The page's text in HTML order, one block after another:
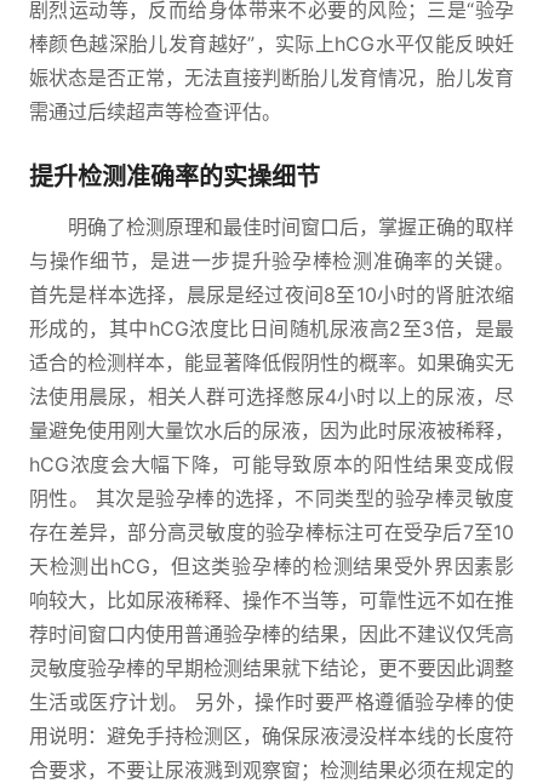
剧烈运动等，反而给身体带来不必要的风险；三是“验孕
棒颜色越深胎儿发育越好”，实际上hCG水平仅能反映妊
娠状态是否正常，无法直接判断胎儿发育情况，胎儿发育
需通过后续超声等检查评估。
提升检测准确率的实操细节
明确了检测原理和最佳时间窗口后，掌握正确的取样
与操作细节，是进一步提升验孕棒检测准确率的关键。
首先是样本选择，晨尿是经过夜间8至10小时的肾脏浓缩
形成的，其中hCG浓度比日间随机尿液高2至3倍，是最
适合的检测样本，能显著降低假阴性的概率。如果确实无
法使用晨尿，相关人群可选择憋尿4小时以上的尿液，尽
量避免使用刚大量饮水后的尿液，因为此时尿液被稀释，
hCG浓度会大幅下降，可能导致原本的阳性结果变成假
阴性。 其次是验孕棒的选择，不同类型的验孕棒灵敏度
存在差异，部分高灵敏度的验孕棒标注可在受孕后7至10
天检测出hCG，但这类验孕棒的检测结果受外界因素影
响较大，比如尿液稀释、操作不当等，可靠性远不如在推
荐时间窗口内使用普通验孕棒的结果，因此不建议仅凭高
灵敏度验孕棒的早期检测结果就下结论，更不要因此调整
生活或医疗计划。 另外，操作时要严格遵循验孕棒的使
用说明：避免手持检测区，确保尿液浸没样本线的长度符
合要求，不要让尿液溅到观察窗；检测结果必须在规定的